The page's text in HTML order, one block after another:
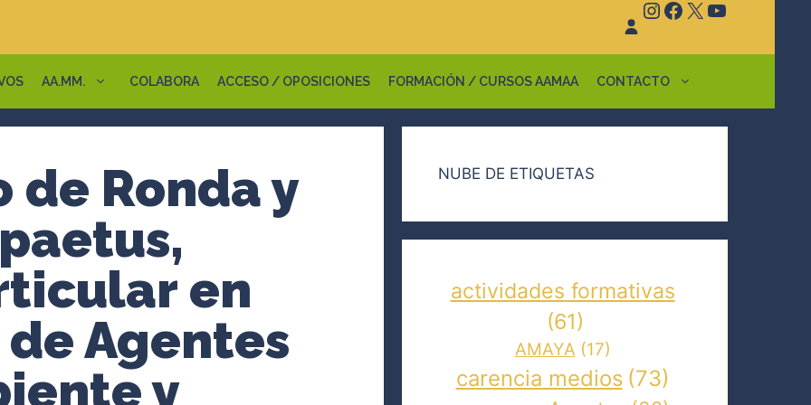
Instagram
Facebook
X YouTube
AA.MM. COLABORA ACCESO / OPOSICIONES FORMACIÓN / CURSOS AAMAA CONTACTO
Ronda y
en
Agentes
y
NUBE DE ETIQUETAS
actividades formativas
(61)
AMAYA (17)
carencia medios (73)